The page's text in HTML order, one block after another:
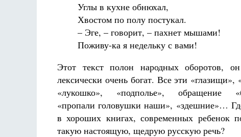
Углы в кухне обнюхал,
Хвостом по полу постукал.
– Эге, – говорит, – пахнет мышами!
Поживу-ка я недельку с вами!
Этот текст полон народных оборотов,
лексически очень богат. Все эти «глазищи»,
«лукошко», «подполье», обращение
«пропали головушки наши», «здешние»…
в хороших книгах, современных ребенок
такую настоящую, щедрую русскую речь?